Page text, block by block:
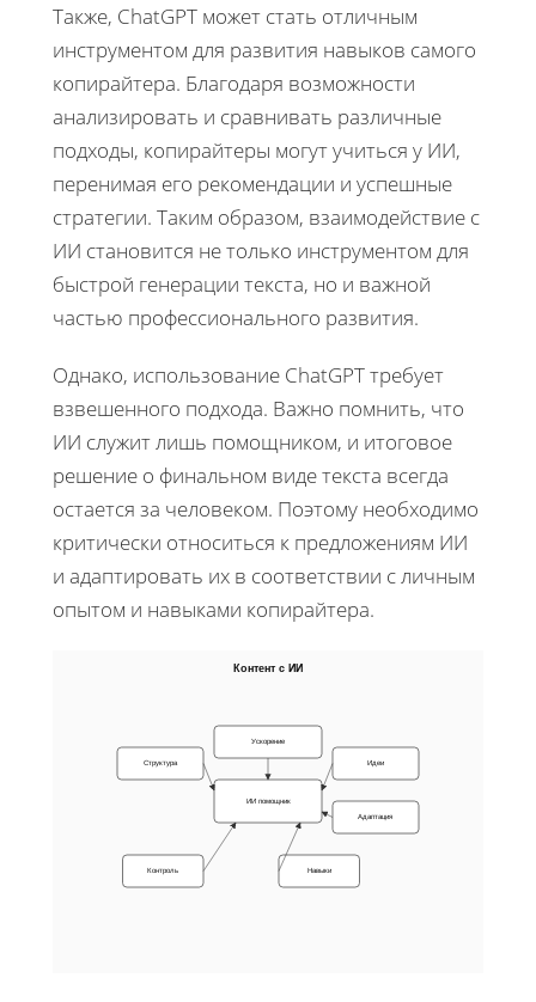
Также, ChatGPT может стать отличным
инструментом для развития навыков самого
копирайтера. Благодаря возможности
анализировать и сравнивать различные
подходы, копирайтеры могут учиться у ИИ,
перенимая его рекомендации и успешные
стратегии. Таким образом, взаимодействие с
ИИ становится не только инструментом для
быстрой генерации текста, но и важной
частью профессионального развития.
Однако, использование ChatGPT требует
взвешенного подхода. Важно помнить, что
ИИ служит лишь помощником, и итоговое
решение о финальном виде текста всегда
остается за человеком. Поэтому необходимо
критически относиться к предложениям ИИ
и адаптировать их в соответствии с личным
опытом и навыками копирайтера.
Контент с ИИ
Ускорение
Идеи
Адаптация
Навыки
Контроль
Структура
ИИ помощник